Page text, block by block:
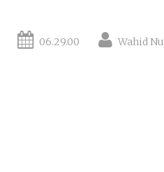
06.29.00 Wahid